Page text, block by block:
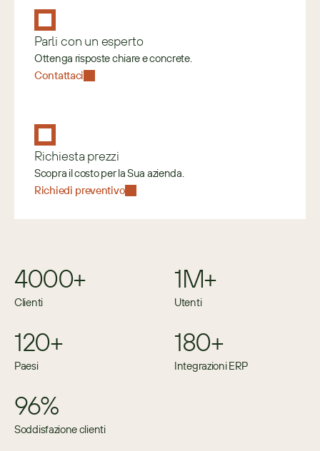
Parli con un esperto
Ottenga risposte chiare e concrete.
Contattaci
Richiesta prezzi
Scopra il costo per la Sua azienda.
Richiedi preventivo
4000+
Clienti
1M+
Utenti
120+
Paesi
180+
Integrazioni ERP
96%
Soddisfazione clienti